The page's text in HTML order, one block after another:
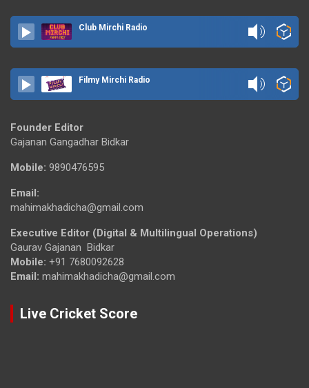
Club Mirchi Radio
Filmy Mirchi Radio
Founder Editor
Gajanan Gangadhar Bidkar
Mobile: 9890476595
Email:
mahimakhadicha@gmail.com
Executive Editor (Digital & Multilingual Operations)
Gaurav Gajanan Bidkar
Mobile: +91 7680092628
Email: mahimakhadicha@gmail.com
Live Cricket Score